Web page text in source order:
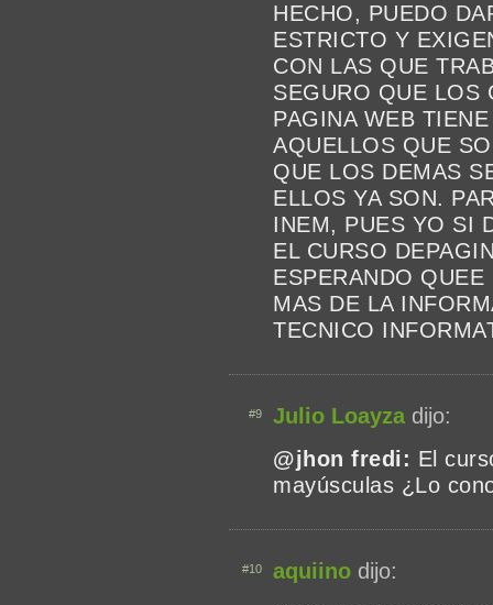
HECHO, PUEDO
ESTRICTO Y
CON LAS QUE
SEGURO QUE LOS
PAGINA WEB
AQUELLOS QUE
QUE LOS DEMAS
ELLOS YA SON.
INEM, PUES YO SI
EL CURSO
ESPERANDO
MAS DE LA
TECNICO
#9 Julio Loayza dijo:
@jhon fredi: El
mayúsculas ¿Lo
#10 aquiino dijo: